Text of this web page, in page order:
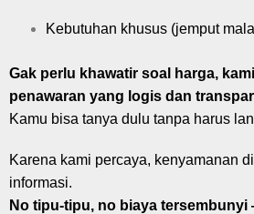
Kebutuhan khusus (jemput
Gak perlu khawatir soal harga,
penawaran yang logis dan
Kamu bisa tanya dulu tanpa harus
Karena kami percaya, kenyamanan
informasi.
No tipu-tipu, no biaya